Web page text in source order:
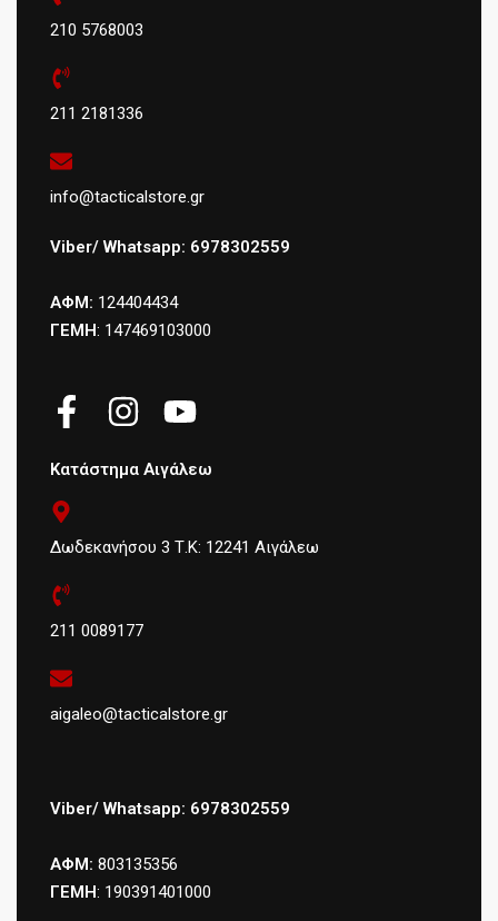
210 5768003
211 2181336
info@tacticalstore.gr
Viber/ Whatsapp: 6978302559
ΑΦΜ: 124404434
ΓΕΜΗ: 147469103000
Κατάστημα Αιγάλεω
Δωδεκανήσου 3 Τ.Κ: 12241 Αιγάλεω
211 0089177
aigaleo@tacticalstore.gr
Viber/ Whatsapp: 6978302559
ΑΦΜ: 803135356
ΓΕΜΗ: 190391401000